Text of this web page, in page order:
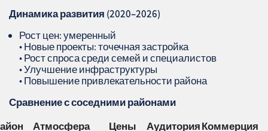
Динамика развития (2020–2026)
Рост цен: умеренный
• Новые проекты: точечная застройка
• Рост спроса среди семей и специалистов
• Улучшение инфраструктуры
• Повышение привлекательности района
Сравнение с соседними районами
Атмосфера Цены АудиторияКоммерция